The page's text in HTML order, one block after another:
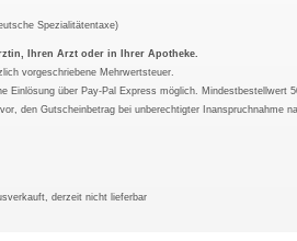
Spezialitätentaxe)
Ihren Arzt oder in Ihrer Apotheke.
vorgeschriebene Mehrwertsteuer.
über Pay-Pal Express möglich. Mindestbestellwert
den Gutscheinbetrag bei unberechtigter Inanspruchnahme
derzeit nicht lieferbar